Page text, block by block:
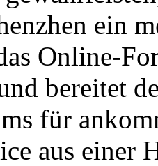
ein
Online-
bereitet
für
aus einer